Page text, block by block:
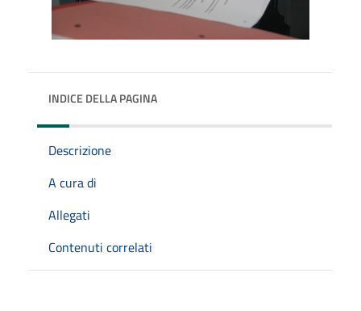
INDICE DELLA PAGINA
Descrizione
A cura di
Allegati
Contenuti correlati